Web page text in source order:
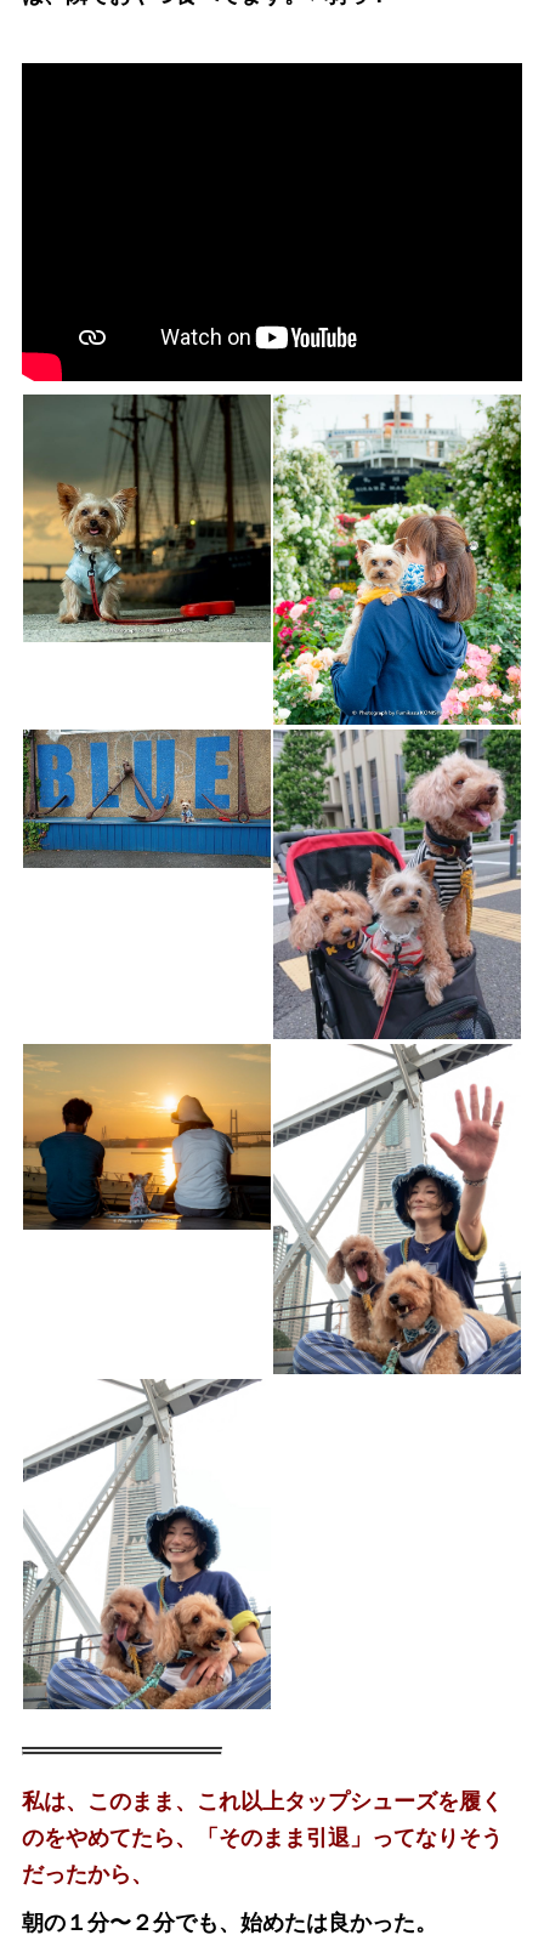
私は、このまま、これ以上タップシューズを履く
のをやめてたら、「そのまま引退」ってなりそう
だったから、
朝の１分〜２分でも、始めたは良かった。